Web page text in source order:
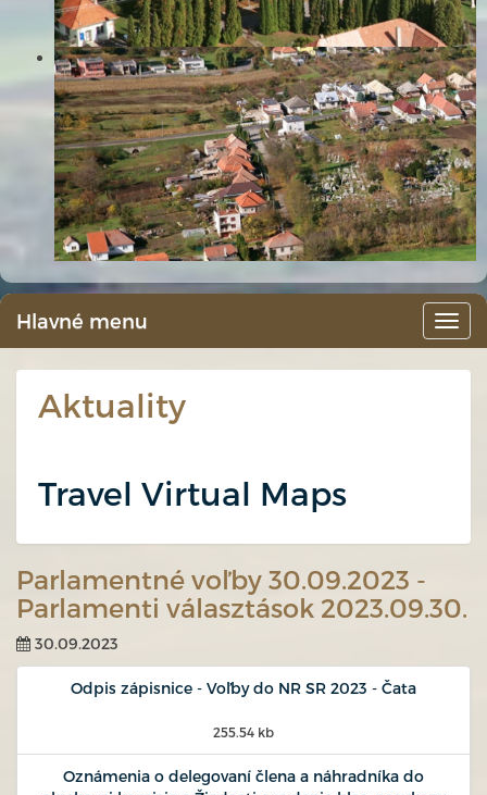
Hlavné menu
Aktuality
Travel Virtual Maps
Parlamentné voľby 30.09.2023 -
Parlamenti választások 2023.09.30.
30.09.2023
Odpis zápisnice - Voľby do NR SR 2023 - Čata
255.54 kb
Oznámenia o delegovaní člena a náhradníka do